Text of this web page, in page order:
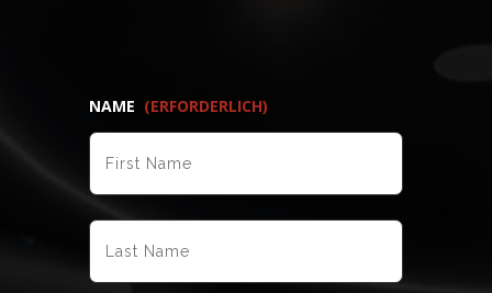
NAME (ERFORDERLICH)
VORNAME
NACHNAME